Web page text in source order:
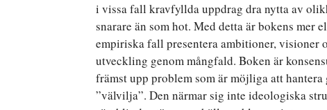
i vissa fall kravfyllda uppdrag dra nytta av
snarare än som hot. Med detta är bokens
empiriska fall presentera ambitioner,
utveckling genom mångfald. Boken är
främst upp problem som är möjliga att
”välvilja”. Den närmar sig inte ideologiska